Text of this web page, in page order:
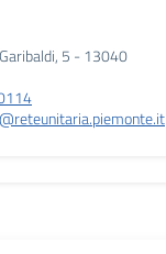
5 - 13040